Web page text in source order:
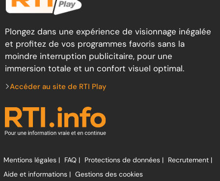
Plongez dans une expérience de visionnage inégalée
et profitez de vos programmes favoris sans la
moindre interruption publicitaire, pour une
immersion totale et un confort visuel optimal.
Accéder au site de RTI Play
Mentions légales | FAQ | Protections de données | Recrutement |
Aide et informations | Gestions des cookies